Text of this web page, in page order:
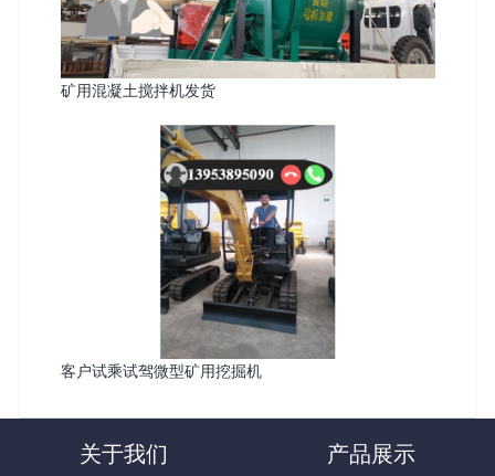
矿用混凝土搅拌机发货
客户试乘试驾微型矿用挖掘机
关于我们 产品展示